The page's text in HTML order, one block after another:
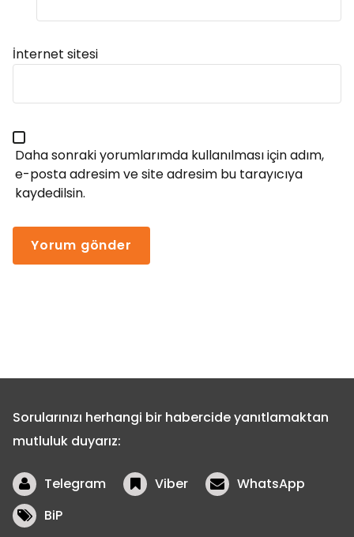
İnternet sitesi
Daha sonraki yorumlarımda kullanılması için adım,
e-posta adresim ve site adresim bu tarayıcıya
kaydedilsin.
Sorularınızı herhangi bir habercide yanıtlamaktan
mutluluk duyarız:
Telegram Viber
WhatsApp
BiP